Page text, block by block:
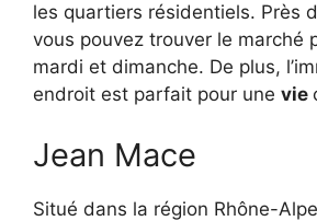
les quartiers résidentiels. Près
vous pouvez trouver le marché
mardi et dimanche. De plus,
endroit est parfait pour une vie
Jean Mace
Situé dans la région Rhône-